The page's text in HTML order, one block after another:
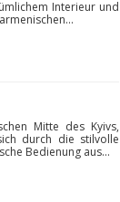
Interieur und
Mitte des Kyivs,
durch die stilvolle
Bedienung aus...